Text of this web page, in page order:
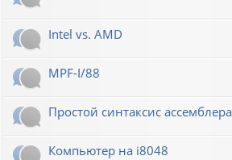
Intel vs. AMD
MPF-I/88
Простой синтаксис
Компьютер на i8048